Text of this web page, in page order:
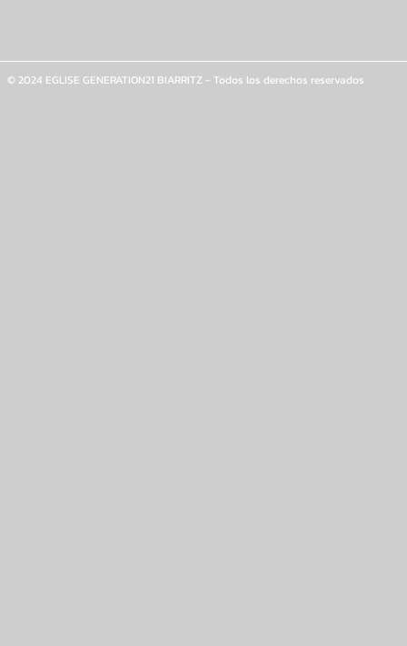
© 2024 EGLISE GENERATION21 BIARRITZ - Todos los derechos reservados